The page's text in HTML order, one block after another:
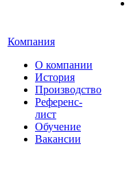
Компания
О компании
История
Производство
Референс-
лист
Обучение
Вакансии